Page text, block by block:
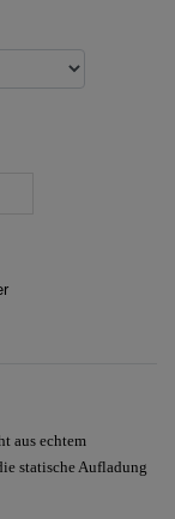
aus echtem
statische Aufladung